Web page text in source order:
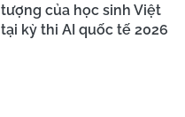
tượng của học sinh Việt
tại kỳ thi AI quốc tế 2026